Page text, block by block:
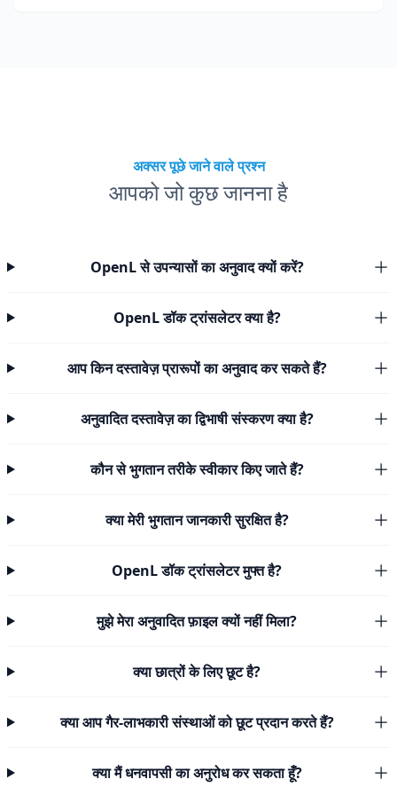
अक्सर पूछे जाने वाले प्रश्न
आपको जो कुछ जानना है
OpenL से उपन्यासों का अनुवाद क्यों करें?
OpenL डॉक ट्रांसलेटर क्या है?
आप किन दस्तावेज़ प्रारूपों का अनुवाद कर सकते हैं?
अनुवादित दस्तावेज़ का द्विभाषी संस्करण क्या है?
कौन से भुगतान तरीके स्वीकार किए जाते हैं?
क्या मेरी भुगतान जानकारी सुरक्षित है?
OpenL डॉक ट्रांसलेटर मुफ्त है?
मुझे मेरा अनुवादित फ़ाइल क्यों नहीं मिला?
क्या छात्रों के लिए छूट है?
क्या आप गैर-लाभकारी संस्थाओं को छूट प्रदान करते हैं?
क्या मैं धनवापसी का अनुरोध कर सकता हूँ?